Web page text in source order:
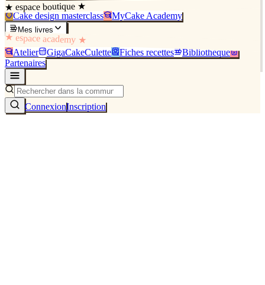
★ espace boutique ★
Cake design masterclass MyCake Academy
Mes livres
★ espace academy ★
Atelier GigaCakeCulette Fiches recettes
Bibliothèque
Partenaires
ConnexionInscription